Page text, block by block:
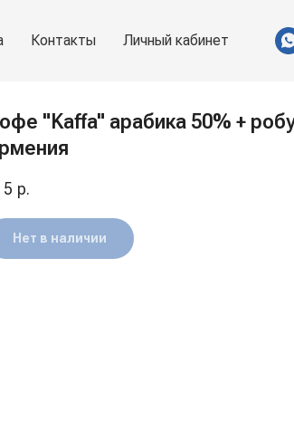
Контакты Личный кабинет
"Kaffa" арабика 50% +
р.
Нет в наличии